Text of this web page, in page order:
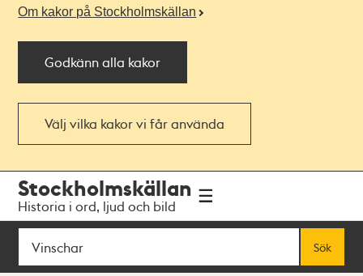
Om kakor på Stockholmskällan
Godkänn alla kakor
Välj vilka kakor vi får använda
navigationen
huvudinnehållet
Stockholmskällan
Historia i ord, ljud och bild
Sök
Sök